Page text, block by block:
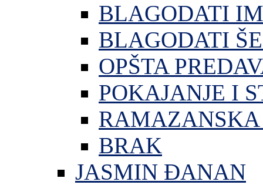
BLAGODATI
BLAGODATI
OPŠTA
POKAJANJE I
RAMAZANSKA
BRAK
JASMIN ĐANAN